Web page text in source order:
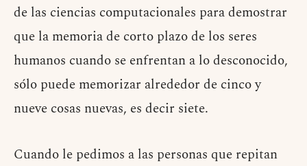
de las ciencias computacionales para demostrar
que la memoria de corto plazo de los seres
humanos cuando se enfrentan a lo desconocido,
sólo puede memorizar alrededor de cinco y
nueve cosas nuevas, es decir siete.
Cuando le pedimos a las personas que repitan